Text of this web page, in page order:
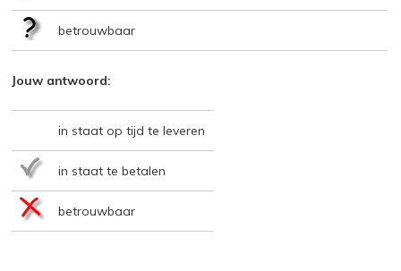
betrouwbaar
Jouw antwoord:
in staat op tijd te leveren
in staat te betalen
betrouwbaar